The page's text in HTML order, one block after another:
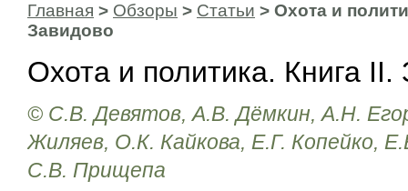
Главная > Обзоры > Статьи > Охота и
Завидово
Охота и политика. Книга II.
© С.В. Девятов, А.В. Дёмкин, А.Н.
Жиляев, О.К. Кайкова, Е.Г. Копейко,
С.В. Прищепа